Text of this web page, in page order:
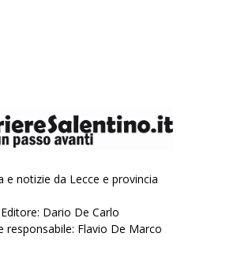
e notizie da Lecce e provincia
Editore: Dario De Carlo
responsabile: Flavio De Marco